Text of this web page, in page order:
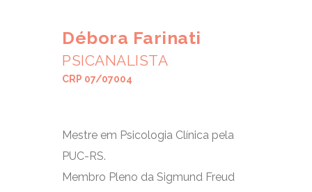
Débora Farinati
PSICANALISTA
CRP 07/07004
Mestre em Psicologia Clínica pela
PUC-RS.
Membro Pleno da Sigmund Freud